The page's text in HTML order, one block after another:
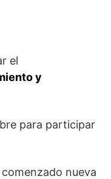
el
y
para participar
nueva